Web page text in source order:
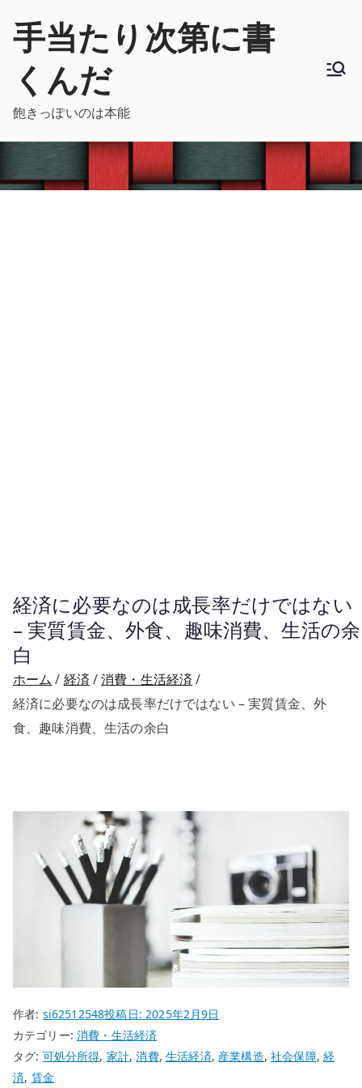
手当たり次第に書
くんだ
飽きっぽいのは本能
経済に必要なのは成長率だけではない
– 実質賃金、外食、趣味消費、生活の余
白
ホーム 経済
消費・生活経済
経済に必要なのは成長率だけではない – 実質賃金、外
食、趣味消費、生活の余白
作者: si62512548投稿日:2025年2月9日
カテゴリー:消費・生活経済
タグ: 可処分所得, 家計,消費,生活経済, 産業構造,社会保障, 経
済, 賃金